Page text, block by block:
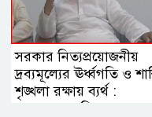
সরকার নিত্যপ্রয়োজনীয়
দ্রব্যমূল্যের ঊর্ধ্বগতি ও
শৃঙ্খলা রক্ষায় ব্যর্থ :
জামায়াত আমির